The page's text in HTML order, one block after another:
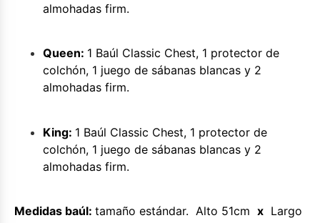
almohadas firm.
Queen: 1 Baúl Classic Chest, 1 protector de
colchón, 1 juego de sábanas blancas y 2
almohadas firm.
King: 1 Baúl Classic Chest, 1 protector de
colchón, 1 juego de sábanas blancas y 2
almohadas firm.
Medidas baúl: tamaño estándar. Alto 51cm x Largo